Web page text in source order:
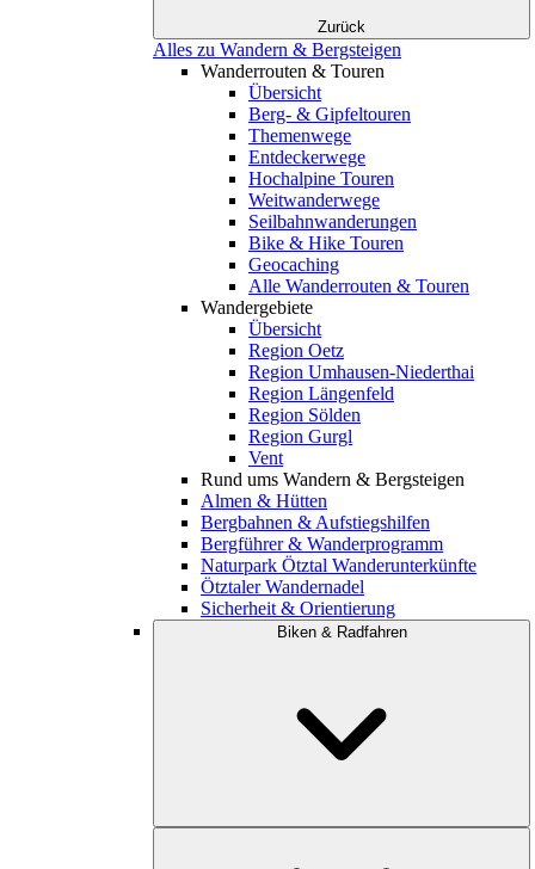
Zurück
Alles zu Wandern & Bergsteigen
Wanderrouten & Touren
Übersicht
Berg- & Gipfeltouren
Themenwege
Entdeckerwege
Hochalpine Touren
Weitwanderwege
Seilbahnwanderungen
Bike & Hike Touren
Geocaching
Alle Wanderrouten & Touren
Wandergebiete
Übersicht
Region Oetz
Region Umhausen-Niederthai
Region Längenfeld
Region Sölden
Region Gurgl
Vent
Rund ums Wandern & Bergsteigen
Almen & Hütten
Bergbahnen & Aufstiegshilfen
Bergführer & Wanderprogramm
Naturpark Ötztal Wanderunterkünfte
Ötztaler Wandernadel
Sicherheit & Orientierung
Biken & Radfahren